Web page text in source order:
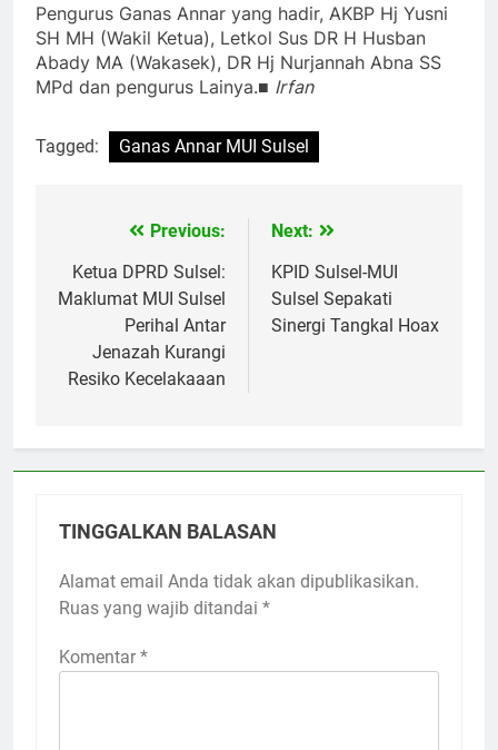
Pengurus Ganas Annar yang hadir, AKBP Hj Yusni
SH MH (Wakil Ketua), Letkol Sus DR H Husban
Abady MA (Wakasek), DR Hj Nurjannah Abna SS
MPd dan pengurus Lainya.■ Irfan
Tagged: Ganas Annar MUI Sulsel
Navigasi
pos
Previous:
Ketua DPRD Sulsel:
Maklumat MUI Sulsel
Perihal Antar
Jenazah Kurangi
Resiko Kecelakaaan
Next:
KPID Sulsel-MUI
Sulsel Sepakati
Sinergi Tangkal Hoax
TINGGALKAN BALASAN
Alamat email Anda tidak akan dipublikasikan.
Ruas yang wajib ditandai *
Komentar *